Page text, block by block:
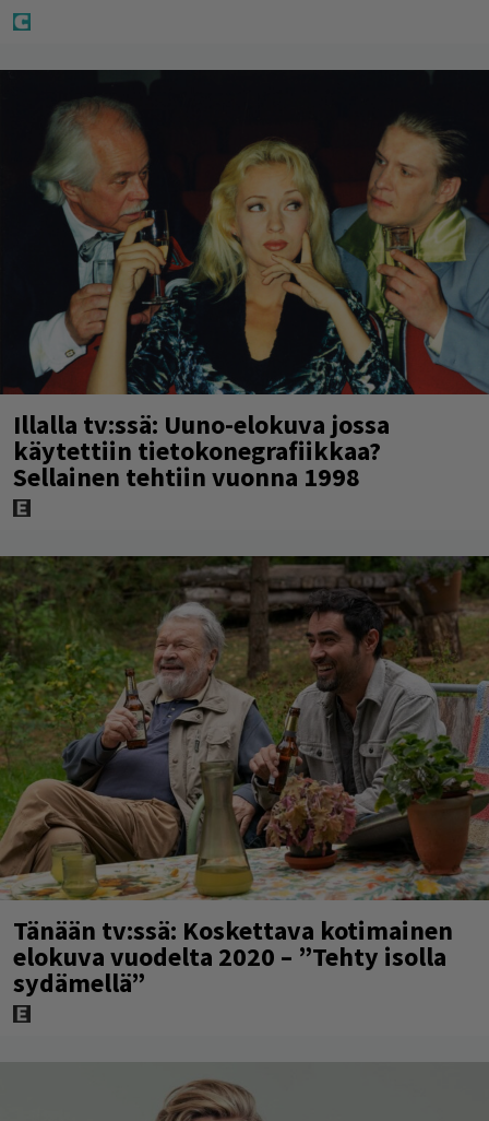
Illalla tv:ssä: Uuno-elokuva jossa
käytettiin tietokonegrafiikkaa?
Sellainen tehtiin vuonna 1998
Tänään tv:ssä: Koskettava kotimainen
elokuva vuodelta 2020 – ”Tehty isolla
sydämellä”